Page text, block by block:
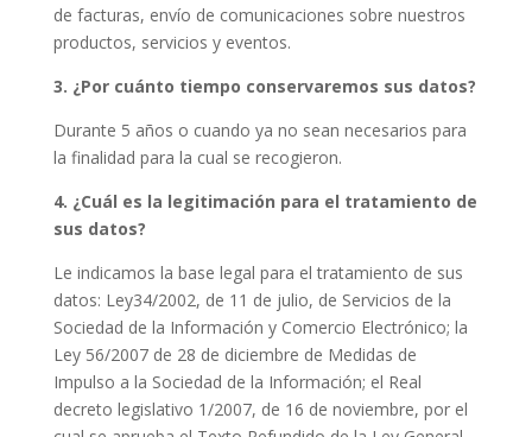
de facturas, envío de comunicaciones sobre nuestros
productos, servicios y eventos.
3. ¿Por cuánto tiempo conservaremos sus datos?
Durante 5 años o cuando ya no sean necesarios para
la finalidad para la cual se recogieron.
4. ¿Cuál es la legitimación para el tratamiento de
sus datos?
Le indicamos la base legal para el tratamiento de sus
datos: Ley34/2002, de 11 de julio, de Servicios de la
Sociedad de la Información y Comercio Electrónico; la
Ley 56/2007 de 28 de diciembre de Medidas de
Impulso a la Sociedad de la Información; el Real
decreto legislativo 1/2007, de 16 de noviembre, por el